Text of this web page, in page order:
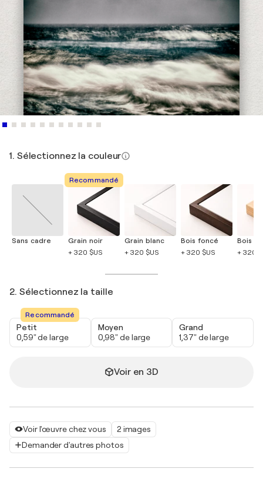
Voir l'œuvre chez vous
2 images
Demander d'autres photos
1. Sélectionnez la couleur
Sans cadre
Recommandé
Grain noir
+ 320 $US
Grain blanc
+ 320 $US
Bois foncé
+ 320 $US
Bois
+ 320
2. Sélectionnez la taille
Recommandé
Petit
0,59" de large
Moyen
0,98" de large
Grand
1,37" de large
Voir en 3D